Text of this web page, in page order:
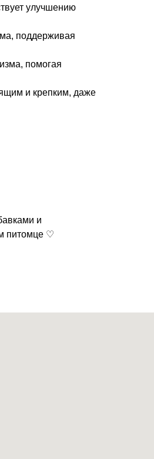
улучшению
поддерживая
помогая
и крепким, даже
и
питомце ♡